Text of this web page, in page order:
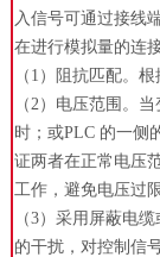
入信号可通过接线
在进行模拟量的连
（1）阻抗匹配。
（2）电压范围。
时；或PLC 的一侧
证两者在正常电压
工作，避免电压过
（3）采用屏蔽电
的干扰，对控制信